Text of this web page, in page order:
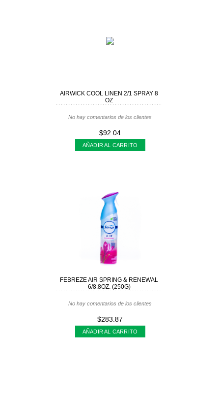
AIRWICK COOL LINEN 2/1 SPRAY 8
OZ
No hay comentarios de los clientes
$92.04
AÑADIR AL CARRITO
FEBREZE AIR SPRING & RENEWAL
6/8.8OZ. (250G)
No hay comentarios de los clientes
$283.87
AÑADIR AL CARRITO